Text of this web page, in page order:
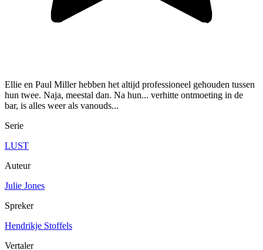
Ellie en Paul Miller hebben het altijd professioneel gehouden tussen
hun twee. Naja, meestal dan. Na hun... verhitte ontmoeting in de
bar, is alles weer als vanouds...
Serie
LUST
Auteur
Julie Jones
Spreker
Hendrikje Stoffels
Vertaler